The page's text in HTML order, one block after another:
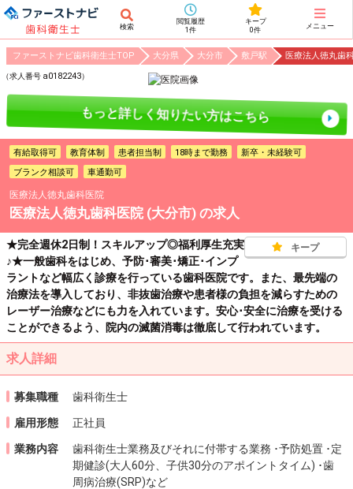
検索
閲覧履歴
1件
キープ
0件
メニュー
ファーストナビ歯科衛生士TOP 大分県 大分市 敷戸駅 医療法人徳丸歯
（求人番号 a0182243）
もっと詳しく知りたい方はこちら
有給取得可 教育体制 患者担当制 18時まで勤務
新卒・未経験可
ブランク相談可
車通勤可
医療法人徳丸歯科医院
医療法人徳丸歯科医院 (大分市) の求人
キープ
★完全週休2日制！スキルアップ◎福利厚生充実
♪★一般歯科をはじめ、予防･審美･矯正･インプ
ラントなど幅広く診療を行っている歯科医院です。また、最先端の
治療法を導入しており、非抜歯治療や患者様の負担を減らすための
レーザー治療などにも力を入れています。安心･安全に治療を受ける
ことができるよう、院内の滅菌消毒は徹底して行われています。
求人詳細
募集職種 歯科衛生士
雇用形態 正社員
業務内容
歯科衛生士業務及びそれに付帯する業務 ･予防処置 ･定
期健診(大人60分、子供30分のアポイントタイム) ･歯
周病治療(SRP)など